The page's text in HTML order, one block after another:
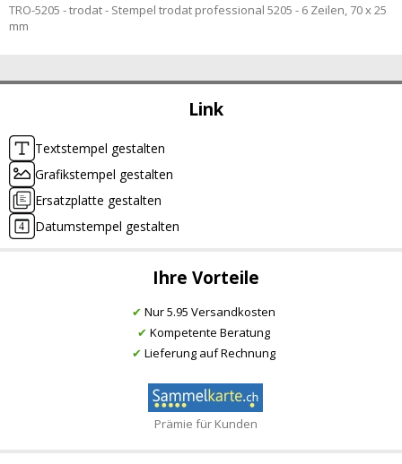
Link
Textstempel gestalten
Grafikstempel gestalten
Ersatzplatte gestalten
Datumstempel gestalten
Ihre Vorteile
✔ Nur 5.95 Versandkosten
✔ Kompetente Beratung
✔ Lieferung auf Rechnung
Prämie für Kunden
TRO-5205 - trodat - Stempel trodat professional 5205 - 6 Zeilen, 70 x 25
mm